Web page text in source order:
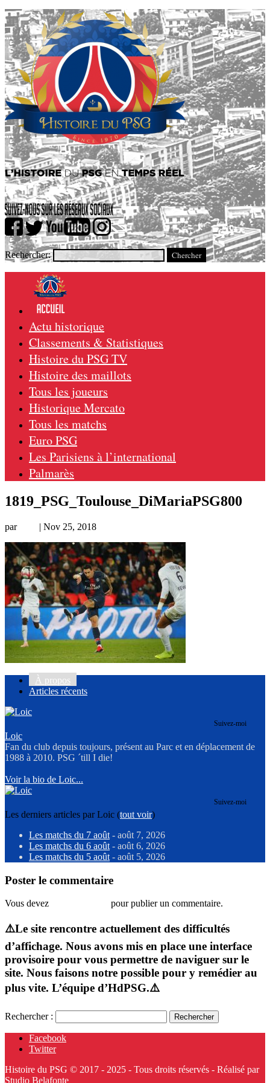
Rechercher:
Actu historique
Classements & Statistiques
Histoire du PSG TV
Histoire des maillots
Tous les joueurs
Historique Mercato
Tous les matchs
Euro PSG
Les Parisiens à l’international
Palmarès
1819_PSG_Toulouse_DiMariaPSG800
par | Nov 25, 2018
À propos
Articles récents
Suivez-moi
Loic
Fan du club depuis toujours, présent au Parc et en déplacement de
1988 à 2010. PSG ´till I die!
Voir la bio de Loic...
Suivez-moi
Les derniers articles par Loic (tout voir)
Les matchs du 7 août - août 7, 2026
Les matchs du 6 août - août 6, 2026
Les matchs du 5 août - août 5, 2026
Poster le commentaire
Vous devez pour publier un commentaire.
⚠️Le site rencontre actuellement des difficultés
d’affichage. Nous avons mis en place une interface
provisoire pour vous permettre de naviguer sur le
site. Nous faisons notre possible pour y remédier au
plus vite. L’équipe d’HdPSG.⚠️
Rechercher :
Facebook
Twitter
Histoire du PSG © 2017 - 2025 - Tous droits réservés - Réalisé par
Studio Belafonte